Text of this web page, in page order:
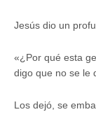
Jesús dio un
«¿Por qué esta
digo que no se le
Los dejó, se